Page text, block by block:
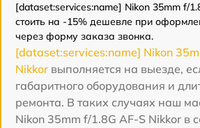
[dataset:services:name] Nikon 35mm f/
стоить на -15% дешевле при
через форму заказа звонка.
[dataset:services:name] Nikon
Nikkor выполняется на выезде,
габаритного оборудования и
ремонта. В таких случаях наш
Nikon 35mm f/1.8G AF-S Nikkor в